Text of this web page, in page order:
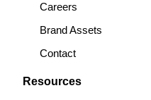
Careers
Brand Assets
Contact
Resources